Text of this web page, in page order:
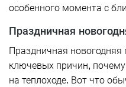
особенного момента с
Праздничная
Праздничная
ключевых причин,
на теплоходе. Вот что